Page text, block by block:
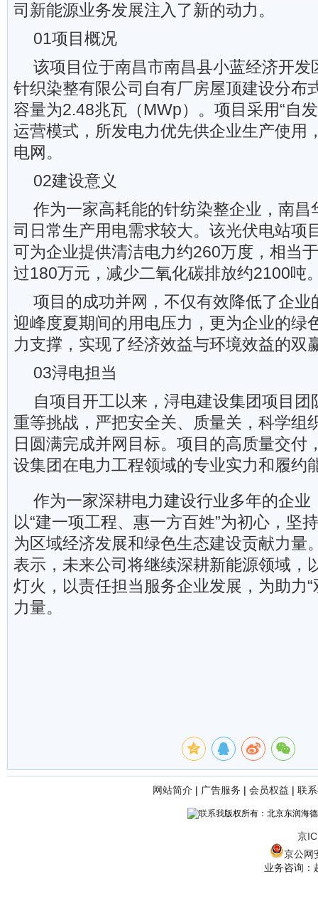
司新能源业务发展注入了新的动力。
01项目概况
该项目位于南昌市南昌县小蓝经济开发
针织染整有限公司自有厂房屋顶建设分布
容量为2.48兆瓦（MWp）。项目采用“自
运营模式，所发电力优先供企业生产使用
电网。
02建设意义
作为一家高耗能的针纺染整企业，南昌
司日常生产用电需求较大。该光伏电站项
可为企业提供清洁电力约260万度，相当
过180万元，减少二氧化碳排放约2100吨
项目的成功并网，不仅有效降低了企业
迎峰度夏期间的用电压力，更为企业的绿
力支撑，实现了经济效益与环境效益的双
03浔电担当
自项目开工以来，浔电建设集团项目
重等挑战，严把安全关、质量关，科学组
日圆满完成并网目标。项目的高质量交付
设集团在电力工程领域的专业实力和履约
作为一家深耕电力建设行业多年的企业
以“建一项工程、惠一方百姓”为初心，坚
为区域经济发展和绿色生态建设贡献力量
表示，未来公司将继续深耕新能源领域，
灯火，以责任担当服务企业发展，为助力
力量。
网站简介 | 广告服务 | 会员权益 | 联
版权所有：北京东润海
京
京公网
业务咨询：